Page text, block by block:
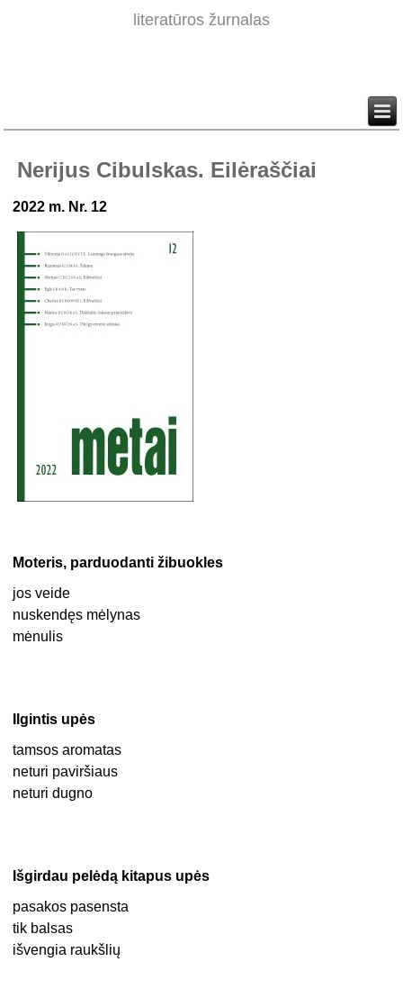
literatūros žurnalas
Nerijus Cibulskas. Eilėraščiai
2022 m. Nr. 12
Moteris, parduodanti žibuokles
jos veide
nuskendęs mėlynas
mėnulis
Ilgintis upės
tamsos aromatas
neturi paviršiaus
neturi dugno
Išgirdau pelėdą kitapus upės
pasakos pasensta
tik balsas
išvengia raukšlių